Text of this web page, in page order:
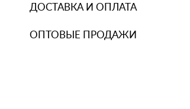
ДОСТАВКА И ОПЛАТА
ОПТОВЫЕ ПРОДАЖИ